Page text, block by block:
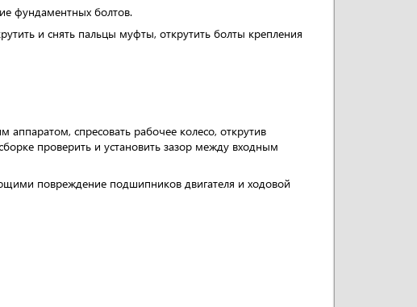
фундаментных болтов.
и снять пальцы муфты, открутить болты крепления
спресовать рабочее колесо, открутив
проверить и установить зазор между входным
повреждение подшипников двигателя и ходовой